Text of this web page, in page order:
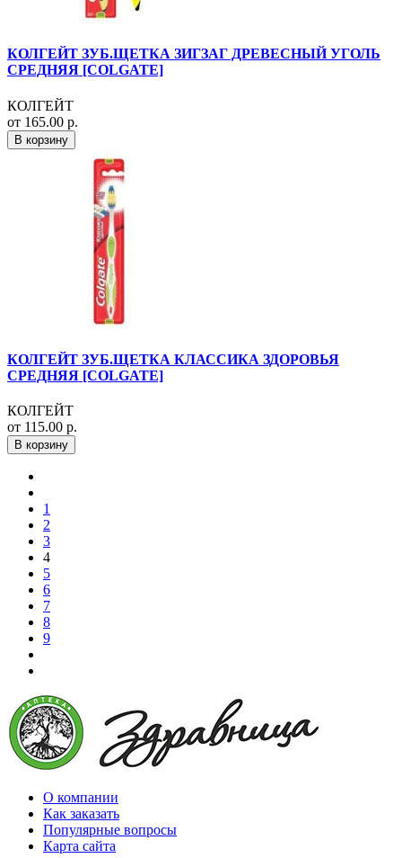
КОЛГЕЙТ ЗУБ.ЩЕТКА ЗИГЗАГ ДРЕВЕСНЫЙ УГОЛЬ
СРЕДНЯЯ [COLGATE]
КОЛГЕЙТ
от 165.00 р.
В корзину
КОЛГЕЙТ ЗУБ.ЩЕТКА КЛАССИКА ЗДОРОВЬЯ
СРЕДНЯЯ [COLGATE]
КОЛГЕЙТ
от 115.00 р.
В корзину
1
2
3
4
5
6
7
8
9
О компании
Как заказать
Популярные вопросы
Карта сайта